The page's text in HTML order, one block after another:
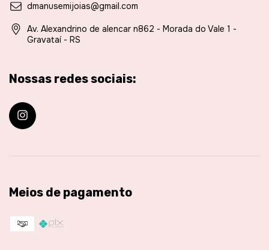
dmanusemijoias@gmail.com
Av. Alexandrino de alencar n862 - Morada do Vale 1 -
Gravataí - RS
Nossas redes sociais:
Meios de pagamento